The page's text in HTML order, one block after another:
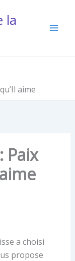
la
aime
Paix
a choisi
propose